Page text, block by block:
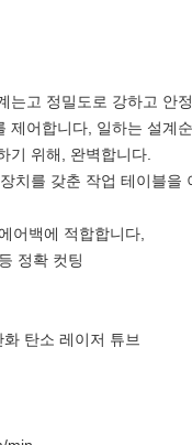
는고 정밀도로 강하고 안
제어합니다, 일하는 설계
기 위해, 완벽합니다.
치를 갖춘 작업 테이블을
어백에 적합합니다,
정확 컷팅
탄소 레이저 튜브